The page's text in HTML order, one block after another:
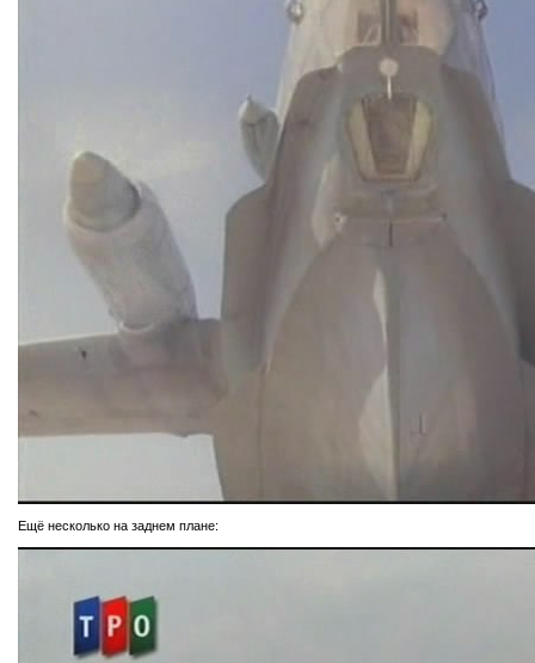
Ещё несколько на заднем плане: